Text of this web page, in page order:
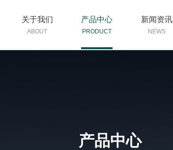
关于我们
ABOUT
产品中心
PRODUCT
新闻资讯
NEWS
产品中心